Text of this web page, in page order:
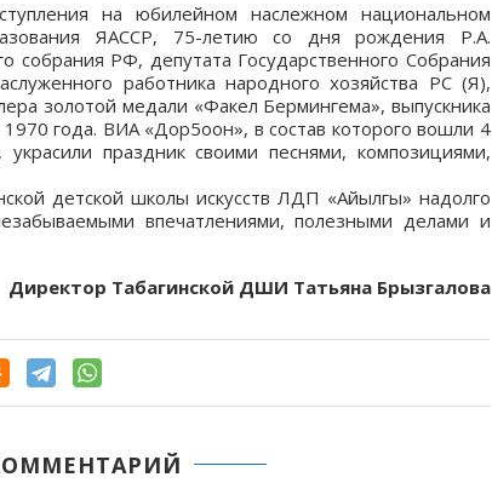
на юбилейном наслежном национальном
ЯАССР, 75-летию со дня рождения Р.А.
РФ, депутата Государственного Собрания
работника народного хозяйства РС (Я),
золотой медали «Факел Бермингема», выпускника
года. ВИА «Дор5оон», в состав которого вошли 4
праздник своими песнями, композициями,
детской школы искусств ЛДП «Айылгы» надолго
впечатлениями, полезными делами и
Директор Табагинской ДШИ Татьяна Брызгалова